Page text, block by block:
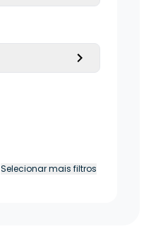
Selecionar mais filtros